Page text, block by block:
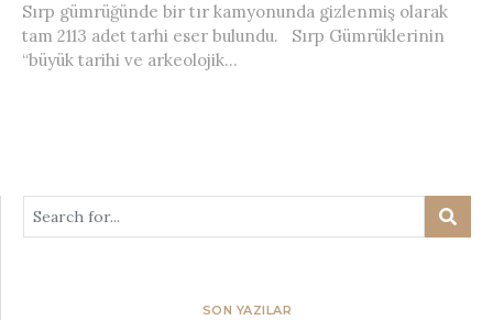
Sırp gümrüğünde bir tır kamyonunda gizlenmiş olarak
tam 2113 adet tarhi eser bulundu. Sırp Gümrüklerinin
“büyük tarihi ve arkeolojik...
SON YAZILAR